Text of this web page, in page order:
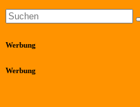
Werbung
Werbung